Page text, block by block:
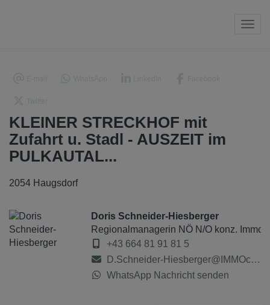
KLEINER STRECKHOF mit
Zufahrt u. Stadl - AUSZEIT im
PULKAUTAL...
2054 Haugsdorf
Doris Schneider-Hiesberger
Regionalmanagerin NÖ N/O konz.
+43 664 81 91 81 5
D.Schneider-Hiesberger@IMMOcontract.at
WhatsApp Nachricht senden